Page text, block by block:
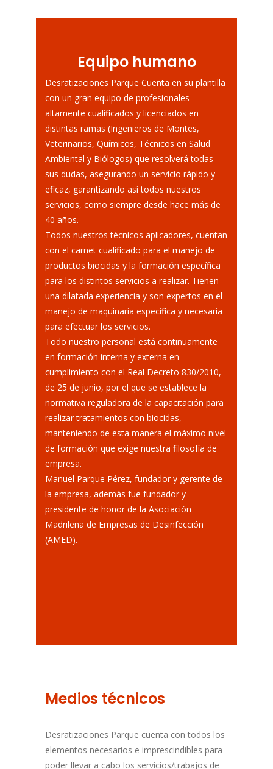
Equipo humano
Desratizaciones Parque Cuenta en su plantilla
con un gran equipo de profesionales
altamente cualificados y licenciados en
distintas ramas (Ingenieros de Montes,
Veterinarios, Químicos, Técnicos en Salud
Ambiental y Biólogos) que resolverá todas
sus dudas, asegurando un servicio rápido y
eficaz, garantizando así todos nuestros
servicios, como siempre desde hace más de
40 años.
Todos nuestros técnicos aplicadores, cuentan
con el carnet cualificado para el manejo de
productos biocidas y la formación específica
para los distintos servicios a realizar. Tienen
una dilatada experiencia y son expertos en el
manejo de maquinaria específica y necesaria
para efectuar los servicios.
Todo nuestro personal está continuamente
en formación interna y externa en
cumplimiento con el Real Decreto 830/2010,
de 25 de junio, por el que se establece la
normativa reguladora de la capacitación para
realizar tratamientos con biocidas,
manteniendo de esta manera el máximo nivel
de formación que exige nuestra filosofía de
empresa.
Manuel Parque Pérez, fundador y gerente de
la empresa, además fue fundador y
presidente de honor de la Asociación
Madrileña de Empresas de Desinfección
(AMED).
Medios técnicos
Desratizaciones Parque cuenta con todos los
elementos necesarios e imprescindibles para
poder llevar a cabo los servicios/trabajos de